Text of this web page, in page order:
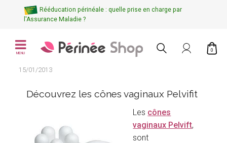
Rééducation périnéale : quelle prise en charge par
l'Assurance Maladie ?
MENU
0
15/01/2013
Découvrez les cônes vaginaux Pelvifit
Les cônes
vaginaux Pelvift,
sont